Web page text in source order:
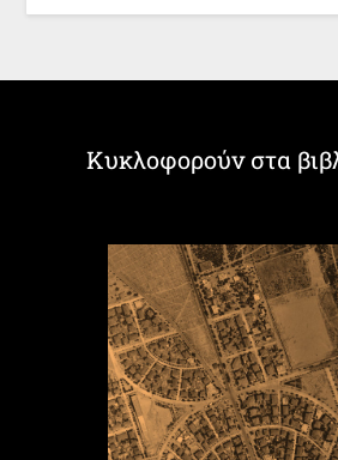
Κυκλοφορούν στα